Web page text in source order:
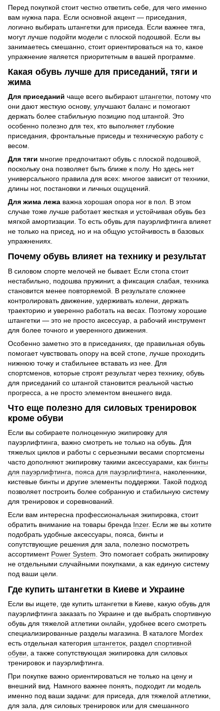
Перед покупкой стоит честно ответить себе, для чего именно
вам нужна пара. Если основной акцент — приседания,
логично выбирать штангетки для приседа. Если важнее тяга,
могут лучше подойти модели с плоской подошвой. Если вы
занимаетесь смешанно, стоит ориентироваться на то, какое
упражнение является приоритетным в вашей программе.
Какая обувь лучше для приседаний, тяги и
жима
Для приседаний чаще всего выбирают штангетки, потому что
они дают жесткую основу, улучшают баланс и помогают
держать более стабильную позицию под штангой. Это
особенно полезно для тех, кто выполняет глубокие
приседания, фронтальные приседы и техническую работу с
весом.
Для тяги многие предпочитают обувь с плоской подошвой,
поскольку она позволяет быть ближе к полу. Но здесь нет
универсального правила для всех: многое зависит от техники,
длины ног, постановки и личных ощущений.
Для жима лежа важна хорошая опора ног в пол. В этом
случае тоже лучше работает жесткая и устойчивая обувь без
мягкой амортизации. То есть обувь для пауэрлифтинга влияет
не только на присед, но и на общую устойчивость в базовых
упражнениях.
Почему обувь влияет на технику и результат
В силовом спорте мелочей не бывает. Если стопа стоит
нестабильно, подошва пружинит, а фиксация слабая, техника
становится менее повторяемой. В результате сложнее
контролировать движение, удерживать колени, держать
траекторию и уверенно работать на весах. Поэтому хорошие
штангетки — это не просто аксессуар, а рабочий инструмент
для более точного и уверенного движения.
Особенно заметно это в приседаниях, где правильная обувь
помогает чувствовать опору на всей стопе, лучше проходить
нижнюю точку и стабильнее вставать из нее. Для
спортсменов, которые строят результат через технику, обувь
для приседаний со штангой становится реальной частью
прогресса, а не просто элементом внешнего вида.
Что еще полезно для силовых тренировок
кроме обуви
Если вы собираете полноценную экипировку для
пауэрлифтинга, важно смотреть не только на обувь. Для
тяжелых циклов и работы с серьезными весами спортсмены
часто дополняют экипировку такими аксессуарами, как бинты
для пауэрлифтинга, пояса для пауэрлифтинга, наколенники,
кистевые бинты и другие элементы поддержки. Такой подход
позволяет построить более собранную и стабильную систему
для тренировок и соревнований.
Если вам интересна профессиональная экипировка, стоит
обратить внимание на товары бренда Inzer. Если же вы хотите
подобрать удобные аксессуары, пояса, бинты и
сопутствующие решения для зала, полезно посмотреть
ассортимент Power System. Это помогает собрать экипировку
не отдельными случайными покупками, а как единую систему
под ваши цели.
Где купить штангетки в Киеве и Украине
Если вы ищете, где купить штангетки в Киеве, какую обувь для
пауэрлифтинга заказать по Украине и где выбрать спортивную
обувь для тяжелой атлетики онлайн, удобнее всего смотреть
специализированные разделы магазина. В каталоге Mordex
есть отдельная категория штангеток , раздел спортивной
обуви , а также сопутствующая экипировка для силовых
тренировок и пауэрлифтинга.
При покупке важно ориентироваться не только на цену и
внешний вид. Намного важнее понять, подходит ли модель
именно под ваши задачи: для приседа, для тяжелой атлетики,
для зала, для силовых тренировок или для смешанного